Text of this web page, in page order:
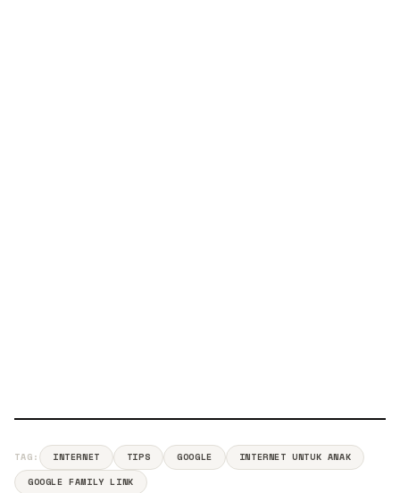
TAG: INTERNET TIPS GOOGLE
INTERNET UNTUK ANAK
GOOGLE FAMILY LINK